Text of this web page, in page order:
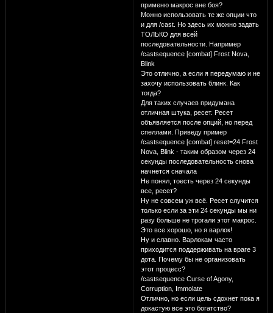
применю макрос вне боя?
Можно использовать те же опции что
и для /cast. Но здесь их можно задать
ТОЛЬКО для всей
последовательности. Например
/castsequence [combat] Frost Nova,
Blink
Это отлично, а если я передумаю и не
захочу использовать блинк. Как
тогда?
Для таких случаев придумана
отличная штука, ресет. Ресет
объявляется после опций, но перед
спеллами. Приведу пример
/castsequence [combat] reset=24 Frost
Nova, Blink - таким образом через 24
секунды последовательность снова
начнется сначала
Не понял, тоесть через 24 секунды
все, ресет?
Ну не совсем уж всё. Ресет случится
только если за эти 24 секунды мы ни
разу больше не трогали этот макрос.
Это все хорошо, но я варлок!
Ну и славно. Варлокам часто
приходится поддерживать на враге 3
дота. Почему бы не организовать
этот процесс?
/castsequence Curse of Agony,
Corruption, Immolate
Отлично, но если цель сдохнет пока я
докастую все это богатство?